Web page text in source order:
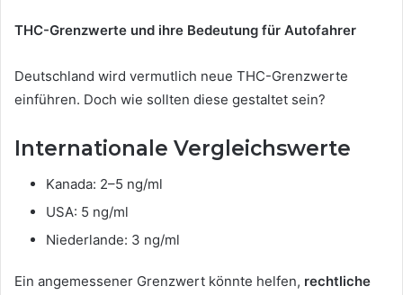
THC-Grenzwerte und ihre Bedeutung für Autofahrer
Deutschland wird vermutlich neue THC-Grenzwerte
einführen. Doch wie sollten diese gestaltet sein?
Internationale Vergleichswerte
Kanada: 2–5 ng/ml
USA: 5 ng/ml
Niederlande: 3 ng/ml
Ein angemessener Grenzwert könnte helfen, rechtliche